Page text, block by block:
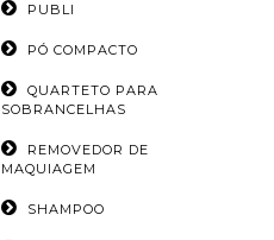
PUBLI
PÓ COMPACTO
QUARTETO PARA
SOBRANCELHAS
REMOVEDOR DE
MAQUIAGEM
SHAMPOO